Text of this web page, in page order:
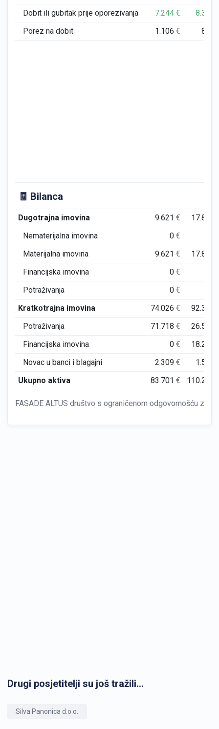
Dobit ili gubitak prije oporezivanja
7.244€ 8.315
Porez na dobit
1.106€ 823
🧾 Bilanca
Dugotrajna imovina 9.621€ 17.899
Nematerijalna imovina
0€
Materijalna imovina
9.621€ 17.899
Financijska imovina
0€
Potraživanja
0€
Kratkotrajna imovina
74.026€ 92.366
Potraživanja
71.718€ 26.557
Financijska imovina
0€ 18.208
Novac u banci i blagajni
2.309€ 1.586
Ukupno aktiva
83.701€ 110.265
FASADE ALTUS društvo s ograničenom odgovornošću za
Drugi posjetitelji su još tražili...
Silva Panonica d.o.o.